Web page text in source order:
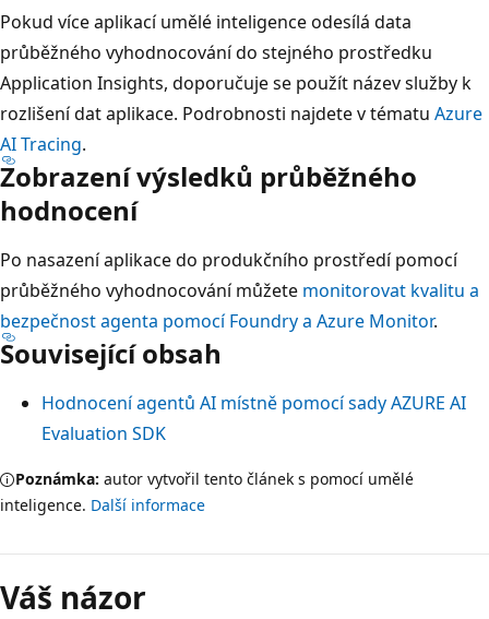
Pokud více aplikací umělé inteligence odesílá data
průběžného vyhodnocování do stejného prostředku
Application Insights, doporučuje se použít název služby k
rozlišení dat aplikace. Podrobnosti najdete v tématu Azure
AI Tracing.
Zobrazení výsledků průběžného
hodnocení
Po nasazení aplikace do produkčního prostředí pomocí
průběžného vyhodnocování můžete monitorovat kvalitu a
bezpečnost agenta pomocí Foundry a Azure Monitor.
Související obsah
Hodnocení agentů AI místně pomocí sady AZURE AI
Evaluation SDK
Poznámka: autor vytvořil tento článek s pomocí umělé
inteligence. Další informace
Váš názor